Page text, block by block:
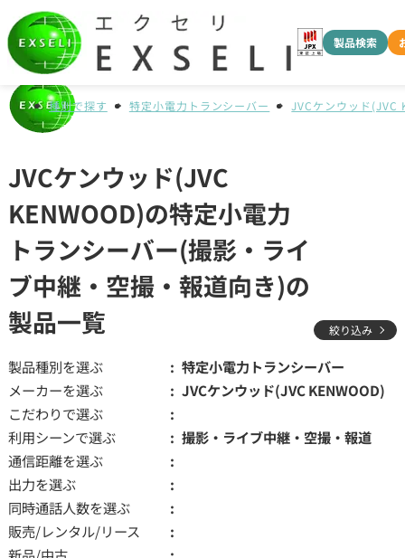
製品検索
種別で探す 特定小電力トランシーバー JVCケンウッド(JVC
JVCケンウッド(JVC
KENWOOD)の特定小電力
トランシーバー(撮影・ライ
ブ中継・空撮・報道向き)の
製品一覧
絞り込み
製品種別を選ぶ
特定小電力トランシーバー
メーカーを選ぶ
JVCケンウッド(JVC KENWOOD)
こだわりで選ぶ
利用シーンで選ぶ
撮影・ライブ中継・空撮・報道
通信距離を選ぶ
出力を選ぶ
同時通話人数を選ぶ
販売/レンタル/リース